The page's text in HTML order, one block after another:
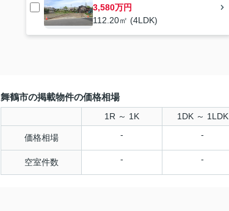
3,580万円
112.20㎡ (4LDK)
舞鶴市の掲載物件の価格相場
1R ～ 1K 1DK ～ 1LDK
価格相場 - -
空室件数 - -